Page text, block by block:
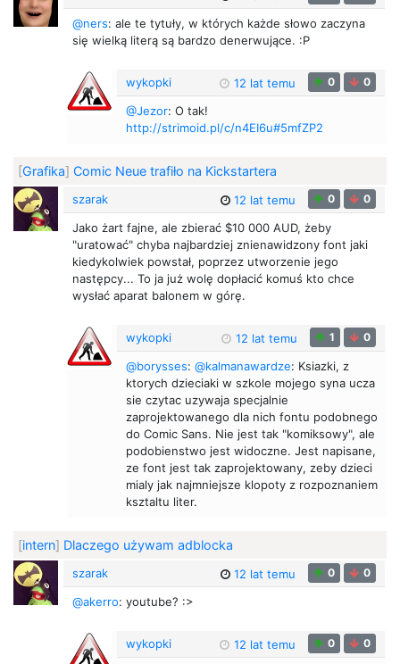
@ners: ale te tytuły, w których każde słowo zaczyna
się wielką literą są bardzo denerwujące. :P
wykopki 12 lat temu 0 0
@Jezor: O tak!
http://strimoid.pl/c/n4EI6u#5mfZP2
[Grafika] Comic Neue trafiło na Kickstartera
szarak 12 lat temu 0 0
Jako żart fajne, ale zbierać $10 000 AUD, żeby
"uratować" chyba najbardziej znienawidzony font jaki
kiedykolwiek powstał, poprzez utworzenie jego
następcy... To ja już wolę dopłacić komuś kto chce
wysłać aparat balonem w górę.
wykopki 12 lat temu 1 0
@borysses: @kalmanawardze: Ksiazki, z
ktorych dzieciaki w szkole mojego syna ucza
sie czytac uzywaja specjalnie
zaprojektowanego dla nich fontu podobnego
do Comic Sans. Nie jest tak "komiksowy", ale
podobienstwo jest widoczne. Jest napisane,
ze font jest tak zaprojektowany, zeby dzieci
mialy jak najmniejsze klopoty z rozpoznaniem
ksztaltu liter.
[intern] Dlaczego używam adblocka
szarak 12 lat temu 0 0
@akerro: youtube? :>
wykopki 12 lat temu 0 0